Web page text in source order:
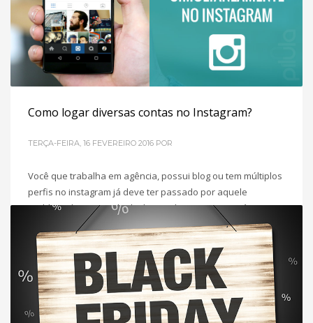
PME´S
TAGGED UNDER: INBOUND MARKETING DIGITAL
Como logar diversas contas no Instagram?
TERÇA-FEIRA, 16 FEVEREIRO 2016 POR
Você que trabalha em agência, possui blog ou tem múltiplos
perfis no instagram já deve ter passado por aquele
probleminha em ter de deslogar e logar em suas várias
contas, certo? Um dos grandes problemas do instagram era
a dificuldade em manter diversos perfis logados e
conseguir alternar de maneira rápida entre eles, mas sua
POSTADO EM REDES SOCIAIS